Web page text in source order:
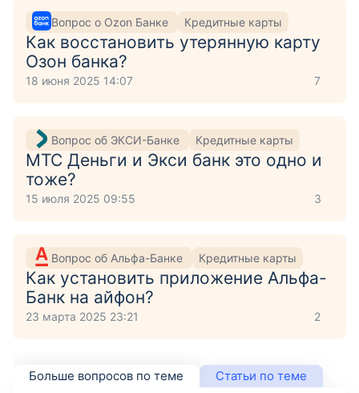
Вопрос о Ozon Банке Кредитные карты
Как восстановить утерянную карту
Озон банка?
18 июня 2025 14:07 7
Вопрос об ЭКСИ-Банке Кредитные карты
МТС Деньги и Экси банк это одно и
тоже?
15 июля 2025 09:55 3
Вопрос об Альфа-Банке Кредитные карты
Как установить приложение Aльфа-
Банк на айфон?
23 марта 2025 23:21 2
Больше вопросов по теме Статьи по теме